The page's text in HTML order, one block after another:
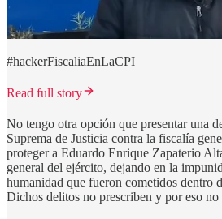
#hackerFiscaliaEnLaCPI
Read full story
No tengo otra opción que presentar una
Suprema de Justicia contra la fiscalía
proteger a Eduardo Enrique Zapaterio
general del ejército, dejando en la
humanidad que fueron cometidos dentro
Dichos delitos no prescriben y por eso no